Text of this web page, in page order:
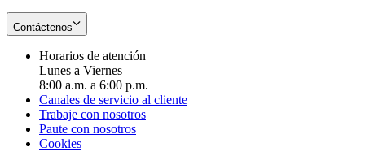
Contáctenos
Horarios de atención
Lunes a Viernes
8:00 a.m. a 6:00 p.m.
Canales de servicio al cliente
Trabaje con nosotros
Paute con nosotros
Cookies